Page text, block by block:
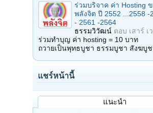
ร่วมบริจาค ค่า Hosting ข
พลังจิต ปี 2552 ...2558 -
- 2561 -2564
ธรรมวิวัฒน์ ตอบ เสาร์ เ
ร่วมทำบุญ ค่า hosting = 10 บาท
ถวายเป็นพุทธบูชา ธรรมบูชา สังฆบูช
แชร์หน้านี้
แนะนำ